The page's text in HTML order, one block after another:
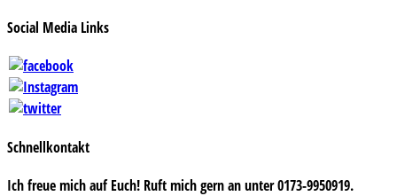
Social Media Links
Schnellkontakt
Ich freue mich auf Euch! Ruft mich gern an unter 0173-9950919.